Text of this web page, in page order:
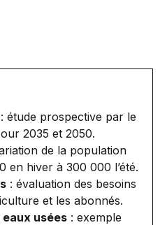
: étude prospective par le
2035 et 2050.
de la population
en hiver à 300 000 l’été.
: évaluation des besoins
et les abonnés.
usées : exemple